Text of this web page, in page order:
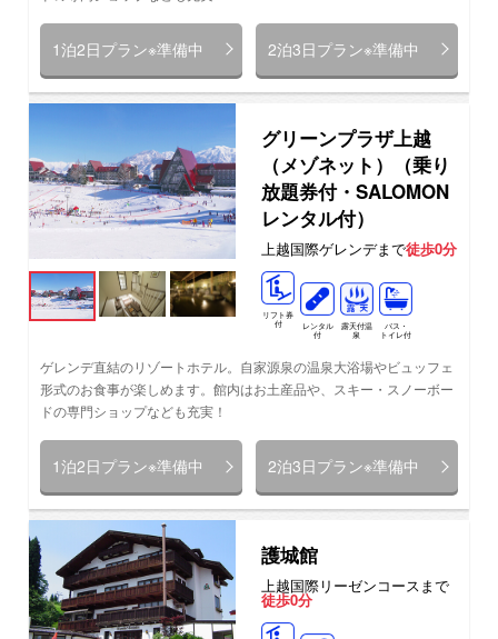
1泊2日プラン※準備中 2泊3日プラン※準備中
グリーンプラザ上越
（メゾネット）（乗り
放題券付・SALOMON
レンタル付）
上越国際ゲレンデまで徒歩0分
リフト券
付
レンタル
付
露天付温
泉
バス・
トイレ付
ゲレンデ直結のリゾートホテル。自家源泉の温泉大浴場やビュッフェ
形式のお食事が楽しめます。館内はお土産品や、スキー・スノーボー
ドの専門ショップなども充実！
1泊2日プラン※準備中 2泊3日プラン※準備中
護城館
上越国際リーゼンコースまで
徒歩0分